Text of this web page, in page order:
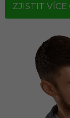
ZJISTIT